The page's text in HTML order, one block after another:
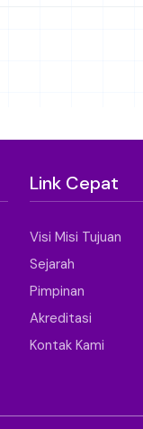
Link Cepat
Visi Misi Tujuan
Sejarah
Pimpinan
Akreditasi
Kontak Kami